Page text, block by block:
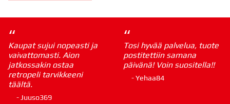
“
Kaupat sujui nopeasti ja
vaivattomasti. Aion
jatkossakin ostaa
retropeli tarvikkeeni
täältä.
- Juuso369
“
Tosi hyvää palvelua, tuote
postitettiin samana
päivänä! Voin suositella!!
- Yehaa84